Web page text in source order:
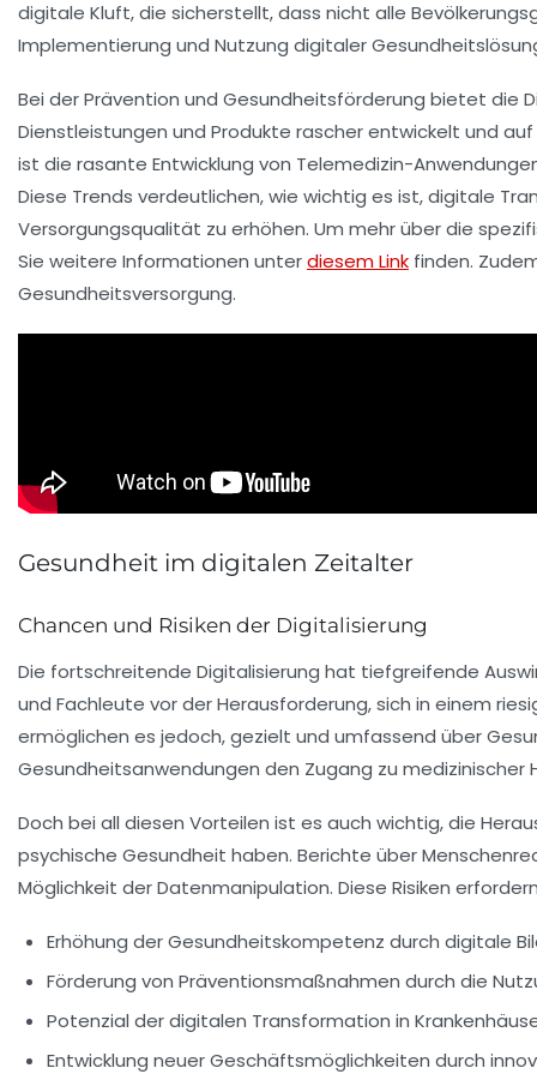
digitale Kluft, die sicherstellt, dass nicht alle
Implementierung und Nutzung digitaler
Bei derPrävention und Gesundheitsförderung bietet die
Dienstleistungen und Produkte rascher entwickelt und
ist die rasante Entwicklung von Telemedizin-
Diese Trends verdeutlichen, wie wichtig es ist, digitale
Versorgungsqualität zu erhöhen. Um mehr über die
Sie weitere Informationen unterdiesem Link finden.
Gesundheitsversorgung.
Gesundheit im digitalen Zeitalter
Chancen und Risiken der Digitalisierung
Die fortschreitende Digitalisierung hat tiefgreifende
und Fachleute vor der Herausforderung, sich in einem
ermöglichen es jedoch, gezielt und umfassend über
Gesundheitsanwendungen den Zugang zu
Doch bei all diesen Vorteilen ist es auch wichtig, die
psychische Gesundheit haben. Berichte über
Möglichkeit der Datenmanipulation. Diese Risiken
Erhöhung derGesundheitskompetenz durch digitale
Förderung von Präventionsmaßnahmen durch die
Potenzial derdigitalen Transformation in
Entwicklung neuerGeschäftsmöglichkeiten durch